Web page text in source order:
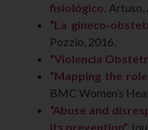
fisiológico. Artuso,
“La gineco-
Pozzio, 2016.
“Violencia
“Mapping the
BMC Women’s
“Abuse and
its prevention”